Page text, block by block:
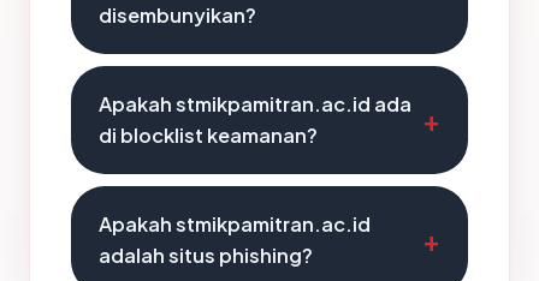
disembunyikan?
Apakah stmikpamitran.ac.id ada
di blocklist keamanan?
Apakah stmikpamitran.ac.id
adalah situs phishing?